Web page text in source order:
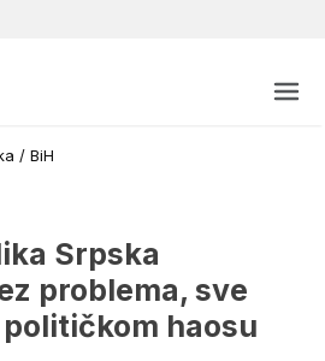
/ BiH
Srpska
problema, sve
haosu